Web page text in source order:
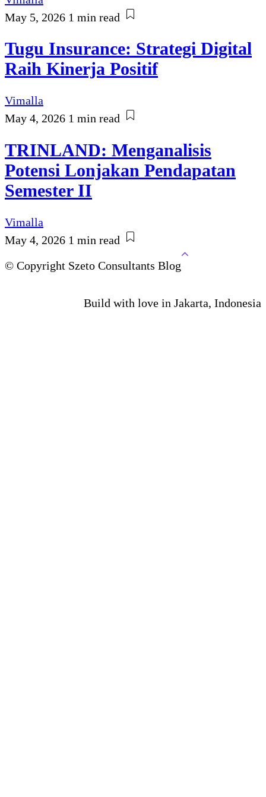
May 5, 2026 1 min read
Tugu Insurance: Strategi Digital
Raih Kinerja Positif
Vimalla
May 4, 2026 1 min read
TRINLAND: Menganalisis
Potensi Lonjakan Pendapatan
Semester II
Vimalla
May 4, 2026 1 min read
© Copyright Szeto Consultants Blog
Build with love in Jakarta, Indonesia